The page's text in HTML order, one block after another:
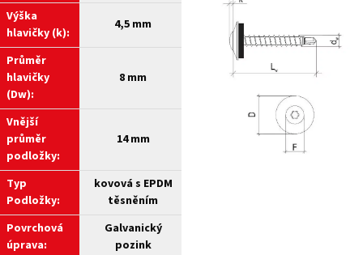
Výška
hlavičky (k):
4,5 mm
Průměr
hlavičky
(Dw):
8 mm
Vnější
průměr
podložky:
14 mm
Typ
Podložky:
kovová s EPDM
těsněním
Povrchová
úprava:
Galvanický
pozink